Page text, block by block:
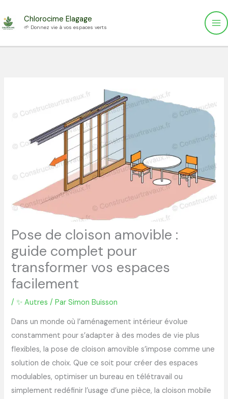
au
Chlorocime Elagage
🌱 Donnez vie à vos espaces verts
Pose de cloison amovible :
guide complet pour
transformer vos espaces
facilement
/✨ Autres / ParSimon Buisson
Dans un monde où l’aménagement intérieur évolue
constamment pour s’adapter à des modes de vie plus
flexibles, la pose de cloison amovible s’impose comme une
solution de choix. Que ce soit pour créer des espaces
modulables, optimiser un bureau en télétravail ou
simplement redéfinir l’usage d’une pièce, la cloison mobile